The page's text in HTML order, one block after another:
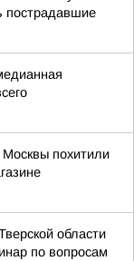
пострадавшие
Москвы похитили
области
по вопросам